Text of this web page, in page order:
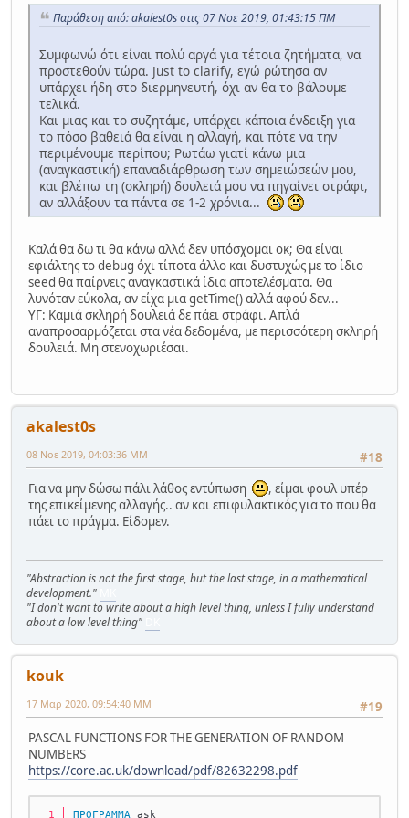
Παράθεση από: akalest0s στις 07 Νοε 2019, 01:43:15 ΠΜ
Συμφωνώ ότι είναι πολύ αργά για τέτοια ζητήματα, να
προστεθούν τώρα. Just to clarify, εγώ ρώτησα αν
υπάρχει ήδη στο διερμηνευτή, όχι αν θα το βάλουμε
τελικά.
Και μιας και το συζητάμε, υπάρχει κάποια ένδειξη για
το πόσο βαθειά θα είναι η αλλαγή, και πότε να την
περιμένουμε περίπου; Ρωτάω γιατί κάνω μια
(αναγκαστική) επαναδιάρθρωση των σημειώσεών μου,
και βλέπω τη (σκληρή) δουλειά μου να πηγαίνει στράφι,
αν αλλάξουν τα πάντα σε 1-2 χρόνια...
Καλά θα δω τι θα κάνω αλλά δεν υπόσχομαι οκ; Θα είναι
εφιάλτης το debug όχι τίποτα άλλο και δυστυχώς με το ίδιο
seed θα παίρνεις αναγκαστικά ίδια αποτελέσματα. Θα
λυνόταν εύκολα, αν είχα μια getTime() αλλά αφού δεν...
ΥΓ: Καμιά σκληρή δουλειά δε πάει στράφι. Απλά
αναπροσαρμόζεται στα νέα δεδομένα, με περισσότερη σκληρή
δουλειά. Μη στενοχωριέσαι.
akalest0s
#18
08 Νοε 2019, 04:03:36 ΜΜ
Για να μην δώσω πάλι λάθος εντύπωση
, είμαι φουλ υπέρ
της επικείμενης αλλαγής.. αν και επιφυλακτικός για το που θα
πάει το πράγμα. Είδομεν.
"Abstraction is not the first stage, but the last stage, in a mathematical
development."
"I don't want to write about a high level thing, unless I fully understand
about a low level thing"
kouk
#19
17 Μαρ 2020, 09:54:40 ΜΜ
PASCAL FUNCTIONS FOR THE GENERATION OF RANDOM
NUMBERS
https://core.ac.uk/download/pdf/82632298.pdf
ΠΡΟΓΡΑΜΜΑ ask